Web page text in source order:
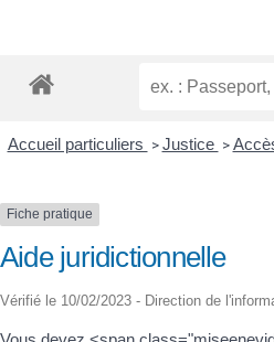
Accueil particuliers > Justice >
Fiche pratique
Aide juridictionnelle
Vérifié le 10/02/2023 - Direction de